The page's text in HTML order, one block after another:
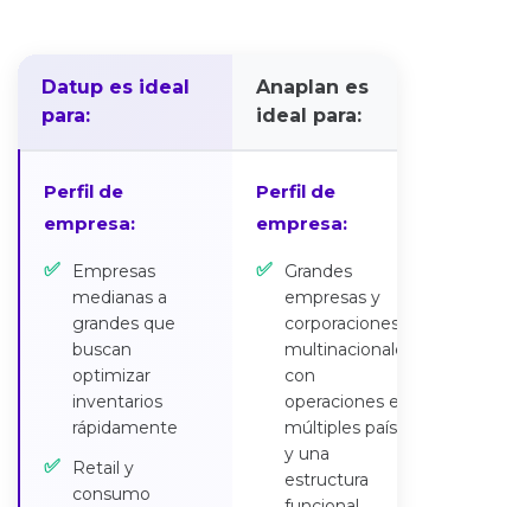
Datup es ideal
para:
Anaplan es
ideal para:
Perfil de
empresa:
✅
Empresas
medianas a
grandes que
buscan
optimizar
inventarios
rápidamente
✅
Retail y
consumo
Perfil de
empresa:
✅
Grandes
empresas y
corporaciones
multinacionales,
con
operaciones en
múltiples países
y una
estructura